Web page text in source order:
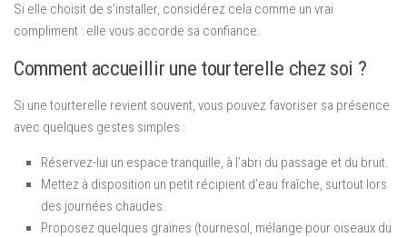
Si elle choisit de s’installer, considérez cela comme un vrai
compliment : elle vous accorde sa confiance.
Comment accueillir une tourterelle chez soi ?
Si une tourterelle revient souvent, vous pouvez favoriser sa présence
avec quelques gestes simples :
Réservez-lui un espace tranquille, à l’abri du passage et du bruit.
Mettez à disposition un petit récipient d’eau fraîche, surtout lors
des journées chaudes.
Proposez quelques graines (tournesol, mélange pour oiseaux du